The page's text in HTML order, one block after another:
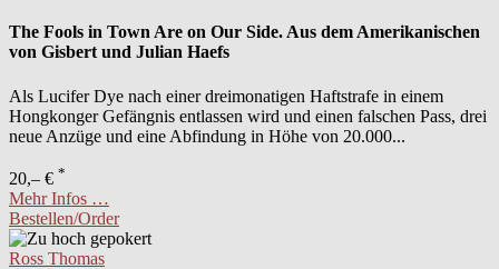
The Fools in Town Are on Our Side. Aus dem Amerikanischen
von Gisbert und Julian Haefs
Als Lucifer Dye nach einer dreimonatigen Haftstrafe in einem
Hongkonger Gefängnis entlassen wird und einen falschen Pass, drei
neue Anzüge und eine Abfindung in Höhe von 20.000...
20,– € *
Mehr Infos …
Bestellen/Order
Ross Thomas